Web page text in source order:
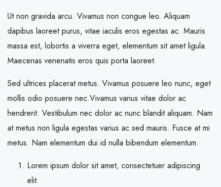
Ut non gravida arcu. Vivamus non congue leo. Aliquam
dapibus laoreet purus, vitae iaculis eros egestas ac. Mauris
massa est, lobortis a viverra eget, elementum sit amet ligula.
Maecenas venenatis eros quis porta laoreet.
Sed ultrices placerat metus. Vivamus posuere leo nunc, eget
mollis odio posuere nec.Vivamus varius vitae dolor ac
hendrerit. Vestibulum nec dolor ac nunc blandit aliquam. Nam
at metus non ligula egestas varius ac sed mauris. Fusce at mi
metus. Nam elementum dui id nulla bibendum elementum.
Lorem ipsum dolor sit amet, consectetuer adipiscing
elit.